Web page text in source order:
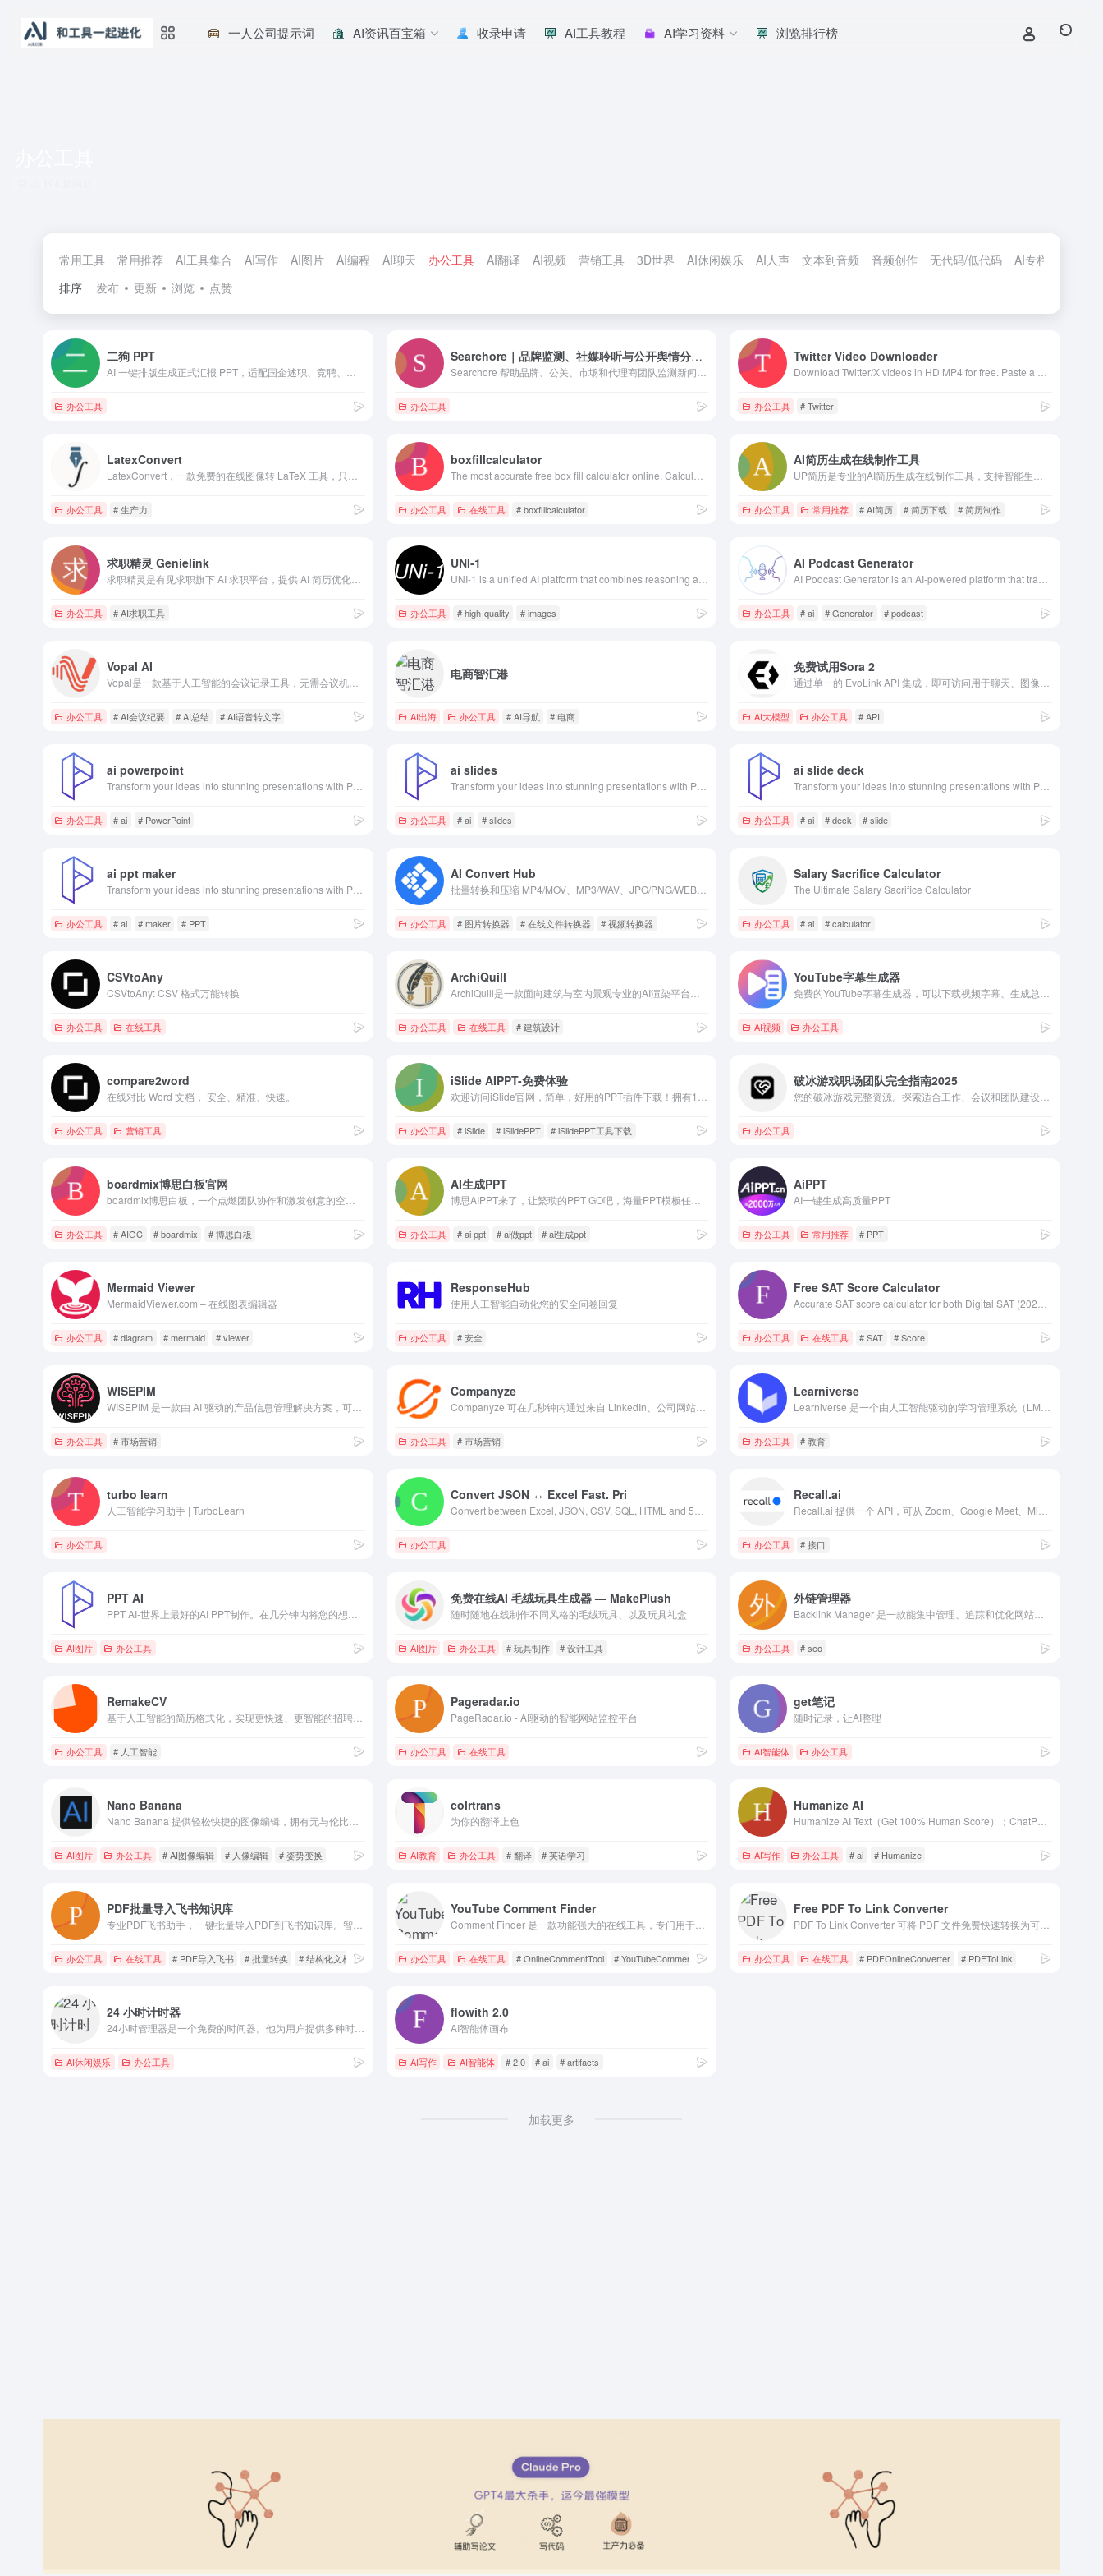
一人公司提示词 AI资讯百宝箱 收录申请 AI工具教程 AI学习资料 浏览排行榜
常用工具 常用推荐 AI工具集合 AI写作 AI图片 AI编程 AI聊天 办公工具 AI翻译 AI视频 营销工具 3D世界 AI休闲娱乐 AI人声 文本到音频 音频创作 无代码/低代码 AI专栏严选
排序
发布 更新 浏览 点赞
二狗 PPT
办公工具
Searchore｜品牌监测、社媒聆听与公开舆情分析平台
办公工具
Twitter Video Downloader
办公工具 # Twitter
LatexConvert
办公工具 # 生产力
boxfillcalculator
办公工具 在线工具 # boxfillcalculator
AI简历生成在线制作工具
办公工具 常用推荐 # AI简历 # 简历下载 # 简历制作
求职精灵 Genielink
办公工具 # AI求职工具
UNI-1
办公工具 # high-quality # images
AI Podcast Generator
办公工具 # ai # Generator # podcast
Vopal AI
办公工具 # AI会议纪要 # AI总结 # AI语音转文字
电商智汇港
AI出海 办公工具 # AI导航 # 电商
免费试用Sora 2
AI大模型 办公工具 # API
ai powerpoint
办公工具 # ai # PowerPoint
ai slides
Transform your ideas into stunning presentations with PPT AI. Save 95% time using smart automation and premium templates. Try PPT.AI today for free.
办公工具 # ai # slides
ai slide deck
办公工具 # ai # deck # slide
ai ppt maker
办公工具 # ai # maker # PPT
AI Convert Hub
批量转换和压缩 MP4/MOV、MP3/WAV、JPG/PNG/WEBP 等 200+ 格式，支持基于编码的预设、AI 智能压缩及安全传输。
办公工具 # 图片转换器 # 在线文件转换器 # 视频转换器
Salary Sacrifice Calculator
The Ultimate Salary Sacrifice Calculator
办公工具 # ai # calculator
CSVtoAny
CSVtoAny: CSV 格式万能转换
办公工具 在线工具
ArchiQuill
办公工具 在线工具 # 建筑设计
YouTube字幕生成器
AI视频 办公工具
compare2word
在线对比 Word 文档， 安全、精准、快速。
办公工具 营销工具
iSlide AIPPT-免费体验
办公工具 # iSlide # iSlidePPT # iSlidePPT工具下载
破冰游戏职场团队完全指南2025
办公工具
boardmix博思白板官网
办公工具 # AIGC # boardmix # 博思白板
AI生成PPT
博思AIPPT来了，让繁琐的PPT GO吧，海量PPT模板任选，布局灵活切换，在线编辑PPT内容，零基础也能快速用ai制作PPT。
办公工具 # ai ppt # ai做ppt # ai生成ppt
AiPPT
AI一键生成高质量PPT
办公工具 常用推荐 # PPT
Mermaid Viewer
MermaidViewer.com – 在线图表编辑器
办公工具 # diagram # mermaid # viewer
ResponseHub
使用人工智能自动化您的安全问卷回复
办公工具 # 安全
Free SAT Score Calculator
办公工具 在线工具 # SAT # Score
WISEPIM
办公工具 # 市场营销
Companyze
Companyze 可在几秒钟内通过来自 LinkedIn、公司网站及全球数据源的 150 多个数据点，帮助 B2B 团队快速分析任何公司。
办公工具 # 市场营销
Learniverse
办公工具 # 教育
turbo learn
人工智能学习助手 | TurboLearn
办公工具
Convert JSON ↔ Excel Fast. Pri
办公工具
Recall.ai
办公工具 # 接口
PPT AI
AI图片 办公工具
免费在线AI 毛绒玩具生成器 — MakePlush
随时随地在线制作不同风格的毛绒玩具、以及玩具礼盒
AI图片 办公工具 # 玩具制作 # 设计工具
外链管理器
办公工具 # seo
RemakeCV
办公工具 # 人工智能
Pageradar.io
PageRadar.io - AI驱动的智能网站监控平台
办公工具 在线工具
get笔记
随时记录，让AI整理
AI智能体 办公工具
Nano Banana
AI图片 办公工具 # AI图像编辑 # 人像编辑 # 姿势变换
colrtrans
为你的翻译上色
AI教育 办公工具 # 翻译 # 英语学习
Humanize AI
AI写作 办公工具 # ai # Humanize
PDF批量导入飞书知识库
办公工具 在线工具 # PDF导入飞书 # 批量转换 # 结构化文档
YouTube Comment Finder
Comment Finder 是一款功能强大的在线工具，专门用于搜索和筛选 YouTube 视频评论。通过这个工具，用户可以快速定位特定关键词、用户评论或主题相关的内容，无需手动翻阅海量评论。无论是内容创作者、研究人员，还是普通用户，Comment Finder 都能帮助您高效发现有价值的信息。
办公工具 在线工具 # OnlineCommentTool # YouTubeCommentSearch
Free PDF To Link Converter
办公工具 在线工具 # PDFOnlineConverter # PDFToLink
24 小时计时器
AI休闲娱乐 办公工具
flowith 2.0
AI智能体画布
AI写作 AI智能体 # 2.0 # ai # artifacts
加载更多